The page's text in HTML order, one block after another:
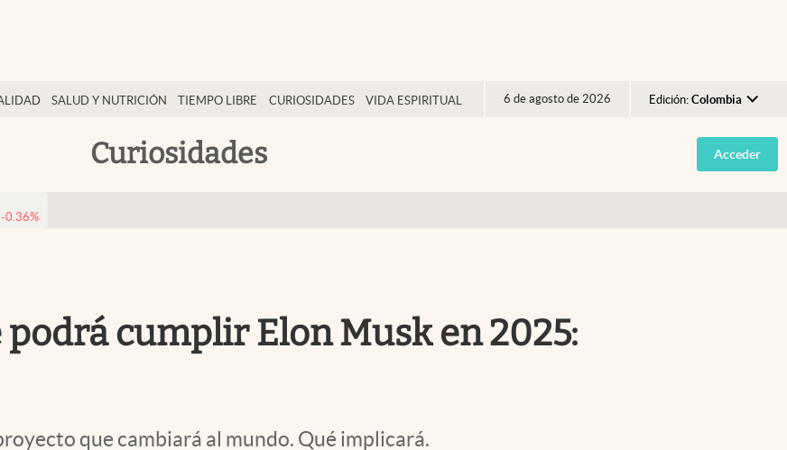
SALUD Y NUTRICIÓN TIEMPO LIBRE CURIOSIDADES VIDA ESPIRITUAL 6 de agosto de 2026 Edición: Colombia
Argentina
España
Curiosidades Acceder
-0.36%
cumplir Elon Musk en 2025:
que cambiará al mundo. Qué implicará.